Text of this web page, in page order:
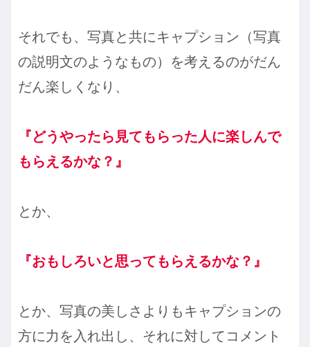
それでも、写真と共にキャプション（写真
の説明文のようなもの）を考えるのがだん
だん楽しくなり、
『どうやったら見てもらった人に楽しんで
もらえるかな？』
とか、
『おもしろいと思ってもらえるかな？』
とか、写真の美しさよりもキャプションの
方に力を入れ出し、それに対してコメント